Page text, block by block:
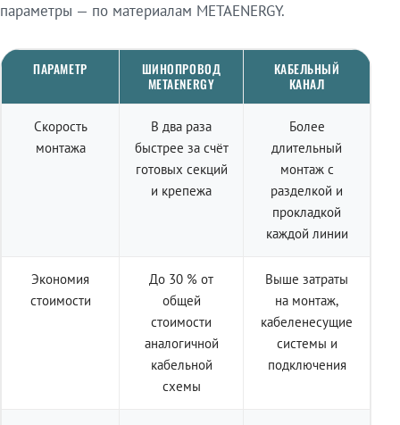
параметры — по материалам METAENERGY.
ПАРАМЕТР
ШИНОПРОВОД
METAENERGY
КАБЕЛЬНЫЙ
КАНАЛ
Скорость
монтажа
В два раза
быстрее за счёт
готовых секций
и крепежа
Более
длительный
монтаж с
разделкой и
прокладкой
каждой линии
Экономия
стоимости
До 30 % от
общей
стоимости
аналогичной
кабельной
схемы
Выше затраты
на монтаж,
кабеленесущие
системы и
подключения